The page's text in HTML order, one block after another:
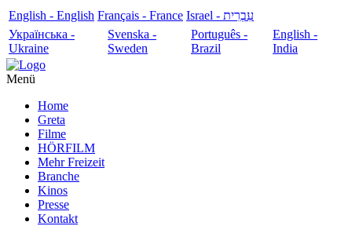
English - English Français - France
עִבְרִית - Israel
Українська -
Ukraine
Svenska -
Sweden
Português -
Brazil
English -
India
Menü
Home
Greta
Filme
HÖRFILM
Mehr Freizeit
Branche
Kinos
Presse
Kontakt